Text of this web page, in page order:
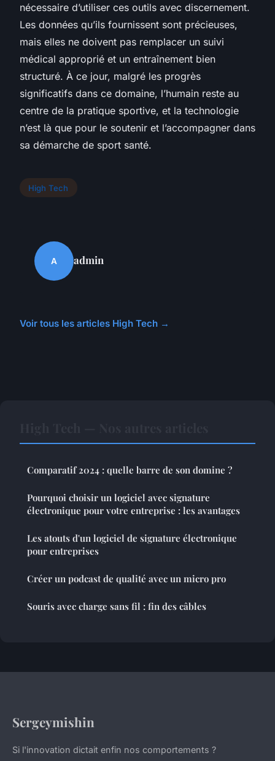
nécessaire d’utiliser ces outils avec discernement.
Les données qu’ils fournissent sont précieuses,
mais elles ne doivent pas remplacer un suivi
médical approprié et un entraînement bien
structuré. À ce jour, malgré les progrès
significatifs dans ce domaine, l’humain reste au
centre de la pratique sportive, et la technologie
n’est là que pour le soutenir et l’accompagner dans
sa démarche de sport santé.
High Tech
A admin
Voir tous les articles High Tech →
Comparatif 2024 : quelle barre de son domine ?
Pourquoi choisir un logiciel avec signature
électronique pour votre entreprise : les avantages
Les atouts d'un logiciel de signature électronique
pour entreprises
Créer un podcast de qualité avec un micro pro
Souris avec charge sans fil : fin des câbles
Sergeymishin
Si l'innovation dictait enfin nos comportements ?